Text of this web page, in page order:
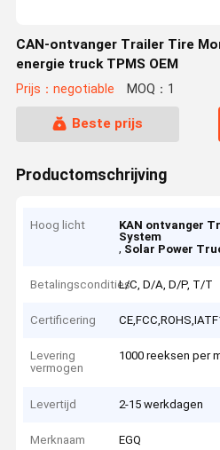
CAN-ontvanger Trailer Tire
energie truck TPMS OEM
Prijs：negotiable MOQ：1
Beste prijs
Productomschrijving
Hoog licht
KAN ontvanger
System
, Solar Power
BetalingsconditiesL/C, D/A, D/P, T/T
Certificering
Levering
vermogen
1000 reeksen per
Levertijd 2-15 werkdagen
Merknaam EGQ